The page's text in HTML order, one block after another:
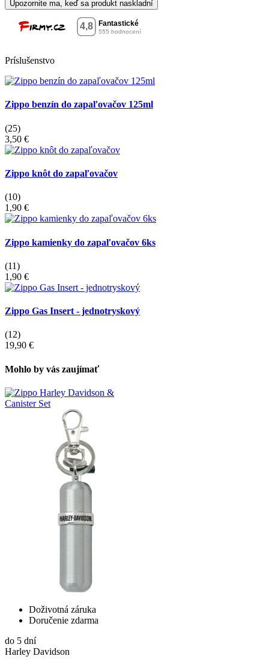
Príslušenstvo
Zippo benzín do zapaľovačov 125ml
(25)
3,50 €
Zippo knôt do zapaľovačov
(10)
1,90 €
Zippo kamienky do zapaľovačov 6ks
(11)
1,90 €
Zippo Gas Insert - jednotryskový
(12)
19,90 €
Mohlo by vás zaujímať
Doživotná záruka
Doručenie zdarma
do 5 dní
Harley Davidson